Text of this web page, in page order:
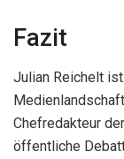
Fazit
Julian Reichelt
Chefredakteur
öffentliche